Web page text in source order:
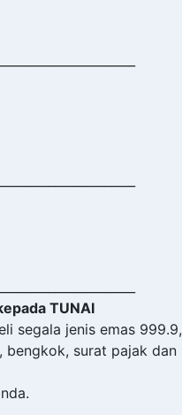
TUNAI
segala jenis emas 999.9,
bengkok, surat pajak dan